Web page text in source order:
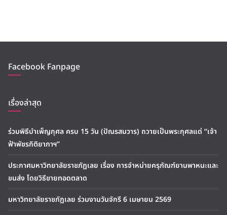
Facebook Fanpage
เรื่องล่าสุด
ร่วมพิธีบำเพ็ญกุศล ครบ 15 วัน (ปัณรสมวาร) ถวายเป็นพระกุศลแด่ “เจ้า
ฟ้าพัชรกิติยาภาฯ”
ประกาศมหาวิทยาลัยราชภัฏเลย เรื่อง การจำหน่ายครุภัณฑ์ยานพาหนะและ
ขนส่ง โดยวิธีขายทอดตลาด
มหาวิทยาลัยราชภัฏเลย ร่วมงานวันจักรี 6 เมษายน 2569